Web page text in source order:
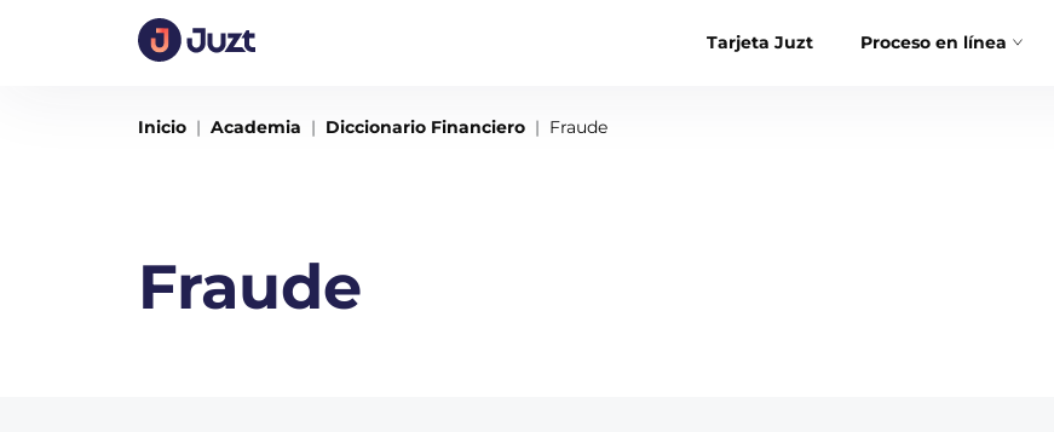
Tarjeta Juzt Proceso en línea
Inicio Academia Diccionario Financiero Fraude
Fraude